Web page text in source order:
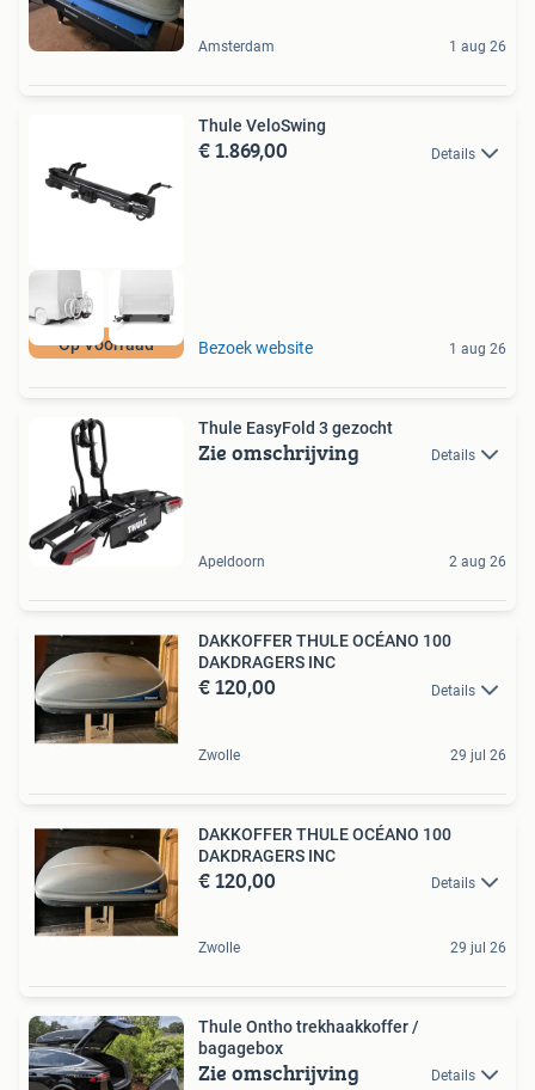
Amsterdam 1 aug 26
Op Voorraad
Thule VeloSwing
€ 1.869,00 Details
Bezoek website 1 aug 26
Thule EasyFold 3 gezocht
Zie omschrijving Details
Apeldoorn 2 aug 26
DAKKOFFER THULE OCÉANO 100
DAKDRAGERS INC
€ 120,00 Details
Zwolle 29 jul 26
DAKKOFFER THULE OCÉANO 100
DAKDRAGERS INC
€ 120,00 Details
Zwolle 29 jul 26
Thule Ontho trekhaakkoffer /
bagagebox
Zie omschrijving Details